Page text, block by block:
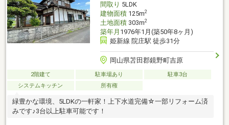
間取り 5LDK
建物面積125m2
土地面積303m2
築年月 1976年1月(築50年8ヶ月)
姫新線 院庄駅 徒歩31分
岡山県苫田郡鏡野町吉原
2階建て 駐車場あり
駐車3台
システムキッチン
所有権
緑豊かな環境、5LDKの一軒家！上下水道完備☆一部リフォーム済
みです♪3台以上駐車可能です！